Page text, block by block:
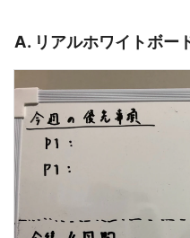
A. リアルホワイトボー